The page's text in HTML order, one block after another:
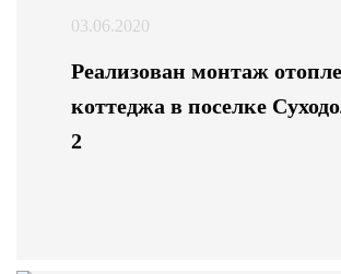
03.06.2020
Реализован монтаж
коттеджа в поселке
2